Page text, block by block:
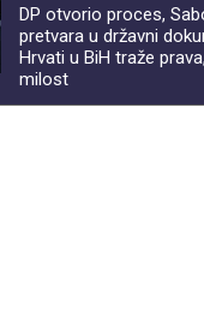
DP otvorio proces,
pretvara u državni
Hrvati u BiH traže
milost